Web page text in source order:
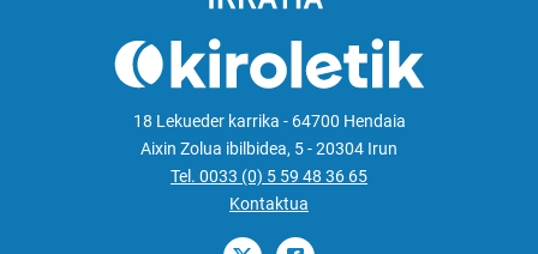
18 Lekueder karrika - 64700 Hendaia
Aixin Zolua ibilbidea, 5 - 20304 Irun
Tel. 0033 (0) 5 59 48 36 65
Kontaktua